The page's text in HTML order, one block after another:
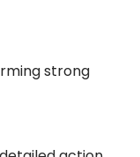
strong